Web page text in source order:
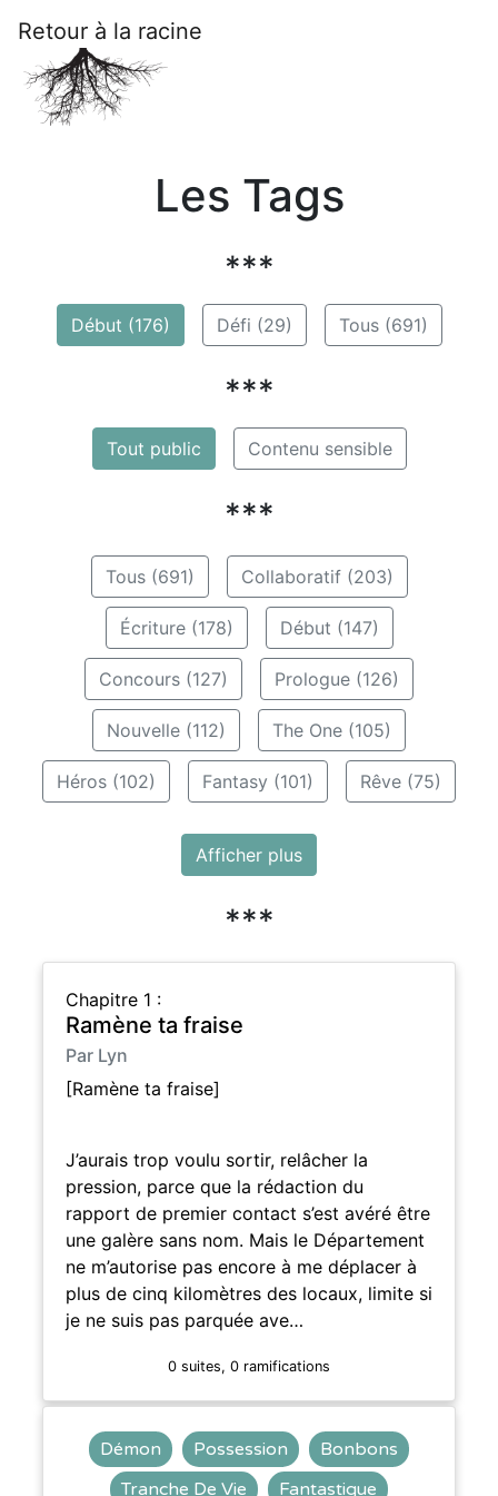
Retour à la racine
Les Tags
***
Début (176) Défi (29) Tous (691)
***
Tout public Contenu sensible
***
Tous (691) Collaboratif (203)
Écriture (178) Début (147)
Concours (127) Prologue (126)
Nouvelle (112) The One (105)
Héros (102) Fantasy (101) Rêve (75)
Afficher plus
***
Chapitre 1 :
Ramène ta fraise
Par Lyn
[Ramène ta fraise]
J’aurais trop voulu sortir, relâcher la
pression, parce que la rédaction du
rapport de premier contact s’est avéré être
une galère sans nom. Mais le Département
ne m’autorise pas encore à me déplacer à
plus de cinq kilomètres des locaux, limite si
je ne suis pas parquée ave…
0 suites, 0 ramifications
Démon Possession
Bonbons
Tranche De Vie
Fantastique